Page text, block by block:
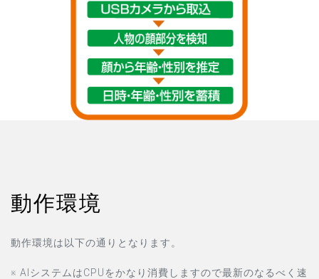
動作環境
動作環境は以下の通りとなります。
※ AIシステムはCPUをかなり消費しますので最新のなるべく速